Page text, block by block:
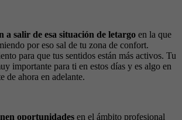
a salir de esa situación de letargo en la que
por eso sal de tu zona de confort.
para que tus sentidos están más activos. Tu
importante para ti en estos días y es algo en
de ahora en adelante.
oportunidades en el ámbito profesional